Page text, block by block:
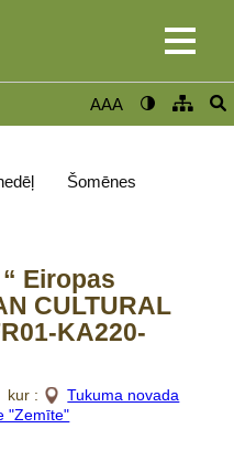
AAA
Šomēnes
Eiropas
CULTURAL
KA220-
kur :
Tukuma novada
"Zemīte"